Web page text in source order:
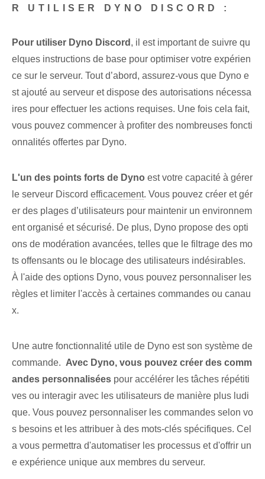
R ‌UTILISER DYNO​ DISCORD :
Pour utiliser Dyno Discord , il est important de suivre qu
elques instructions de base pour optimiser votre expérien
ce sur le serveur. Tout d’abord, assurez-vous que Dyno e
st ajouté au serveur et dispose des autorisations nécessa
ires pour effectuer les actions requises. Une fois​ cela fait,
vous pouvez commencer à profiter des nombreuses ‌foncti
onnalités offertes par ‌Dyno‌.
L'un des points forts de Dyno est votre capacité à gérer
le serveur Discord efficacement. Vous pouvez créer et gér
er des plages d’utilisateurs pour maintenir un environnem
ent organisé et sécurisé. De plus, Dyno propose des opti
ons de modération avancées, telles que le filtrage des mo
ts offensants ou le blocage des utilisateurs indésirables.
À l'aide des options Dyno, vous pouvez personnaliser les
règles et limiter l'accès à certaines commandes ou canau
x.
Une autre fonctionnalité utile de ⁢Dyno‍ est son système de
commande. ‌ Avec Dyno⁤, vous pouvez créer des comm
andes personnalisées pour accélérer les tâches répétiti
ves ou interagir avec les utilisateurs de manière plus ludi
que. Vous pouvez personnaliser les commandes selon vo
s besoins et les attribuer à des mots-clés spécifiques. Cel
a vous permettra d'automatiser les processus et d'offrir un
e expérience unique aux membres du serveur.